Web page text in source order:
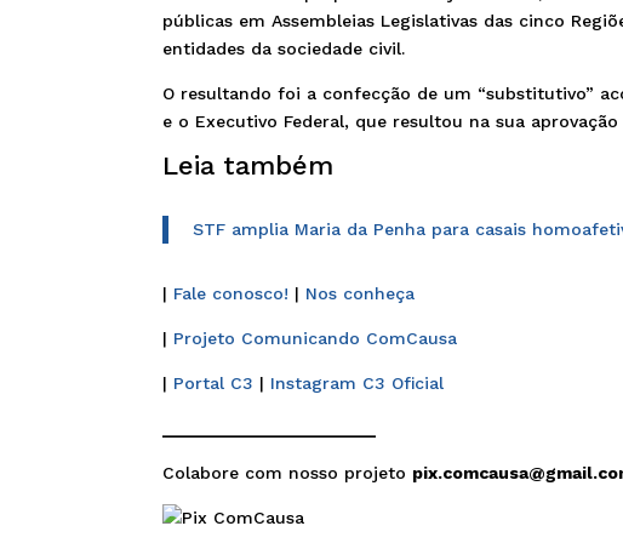
públicas em Assembleias Legislativas das cinco
entidades da sociedade civil.
O resultando foi a confecção de um “substitutivo”
e o Executivo Federal, que resultou na sua
Leia também
STF amplia Maria da Penha para casais
| Fale conosco! | Nos conheça
| Projeto Comunicando ComCausa
| Portal C3 | Instagram C3 Oficial
Colabore com nosso projeto